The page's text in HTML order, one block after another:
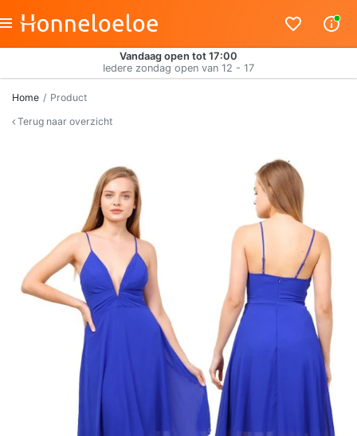
Vandaag open tot 17:00
Iedere zondag open van 12 - 17
Home
Product
Terug naar overzicht